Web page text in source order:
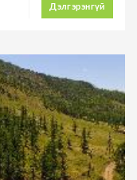
Дэлгэрэнгүй